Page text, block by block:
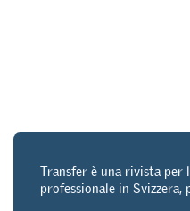
Transfer è una rivista per
professionale in Svizzera,